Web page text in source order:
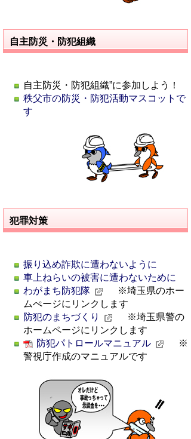
自主防災・防犯組織
自主防災・防犯組織”に参加しよう！
秩父市の防災・防犯活動マスコットで
す
犯罪対策
振り込め詐欺に遭わないように
車上ねらいの被害に遭わないために
わがまち防犯隊
※埼玉県のホー
ムぺージにリンクします
防犯のまちづくり
※埼玉県警の
ホームページにリンクします
防犯パトロールマニュアル
※
警視庁作成のマニュアルです